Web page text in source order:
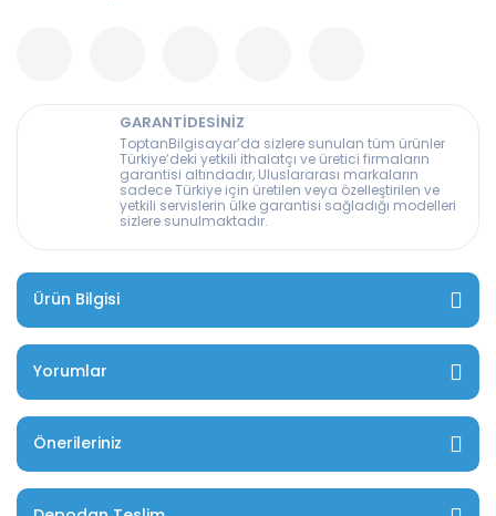
GARANTİDESİNİZ
ToptanBilgisayar’da sizlere sunulan tüm ürünler
Türkiye’deki yetkili ithalatçı ve üretici firmaların
garantisi altındadır, Uluslararası markaların
sadece Türkiye için üretilen veya özelleştirilen ve
yetkili servislerin ülke garantisi sağladığı modelleri
sizlere sunulmaktadır.
Ürün Bilgisi
Yorumlar
Önerileriniz